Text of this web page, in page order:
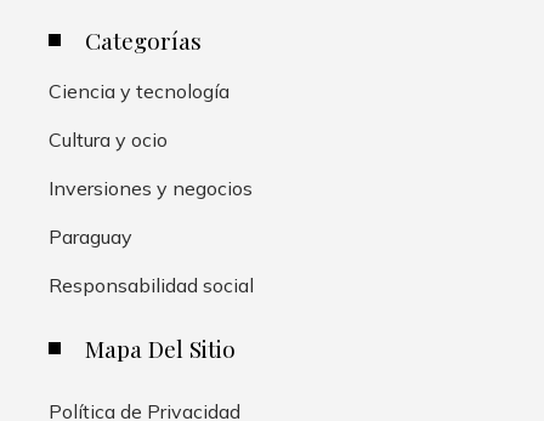
Categorías
Ciencia y tecnología
Cultura y ocio
Inversiones y negocios
Paraguay
Responsabilidad social
Mapa Del Sitio
Política de Privacidad